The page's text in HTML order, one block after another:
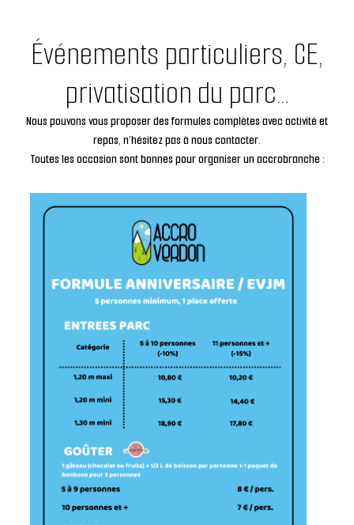
Événements particuliers, CE,
privatisation du parc…
Nous pouvons vous proposer des formules complètes avec activité et
repas, n’hésitez pas à nous contacter.
Toutes les occasion sont bonnes pour organiser un accrobranche :